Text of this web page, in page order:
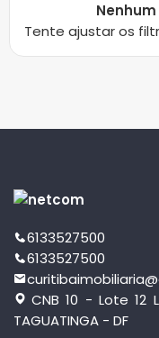
Tente ajustar os
6133527500
6133527500
CNB 10 - Lote 12
TAGUATINGA - DF